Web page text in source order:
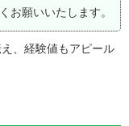
お願いいたします。
、経験値もアピール